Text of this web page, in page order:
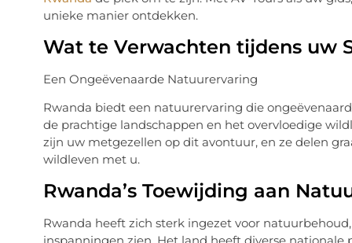
unieke manier ontdekken.
Wat te Verwachten tijdens uw
Een Ongeëvenaarde Natuurervaring
Rwanda biedt een natuurervaring die
de prachtige landschappen en het overvloedige
zijn uw metgezellen op dit avontuur, en ze delen
wildleven met u.
Rwanda’s Toewijding aan
Rwanda heeft zich sterk ingezet voor
inspanningen zien. Het land heeft diverse